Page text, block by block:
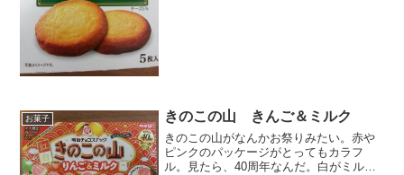
お菓子 きのこの山 きんご＆ミルク
きのこの山がなんかお祭りみたい。赤や
ピンクのパッケージがとってもカラフ
ル。見たら、40周年なんだ。白がミルク